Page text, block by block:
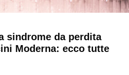
sindrome da perdita
Moderna: ecco tutte